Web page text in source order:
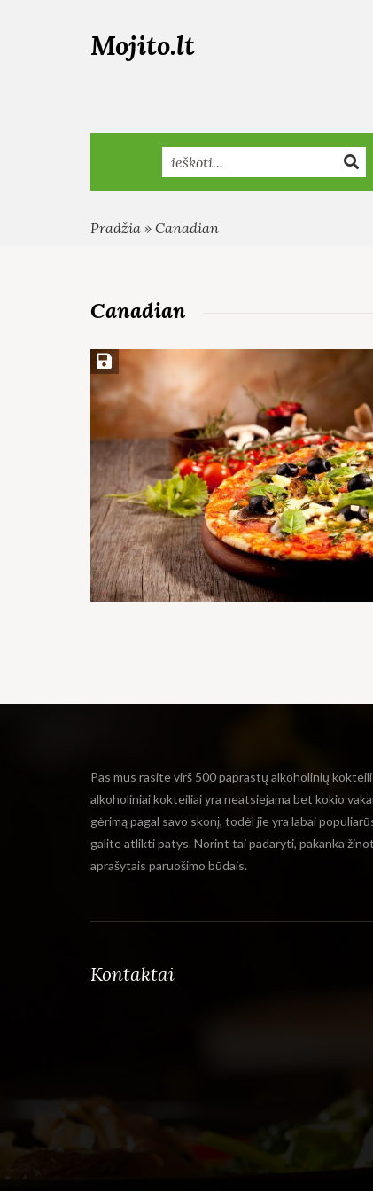
Mojito.lt
Pradžia » Canadian
Canadian
Įsiminti
Pas mus rasite virš 500 paprastų alkoholinių
alkoholiniai kokteiliai yra neatsiejama bet kokio
gėrimą pagal savo skonį, todėl jie yra labai
galite atlikti patys. Norint tai padaryti, pakanka
aprašytais paruošimo būdais.
Kontaktai